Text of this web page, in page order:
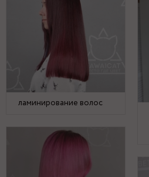
ламинирование волос